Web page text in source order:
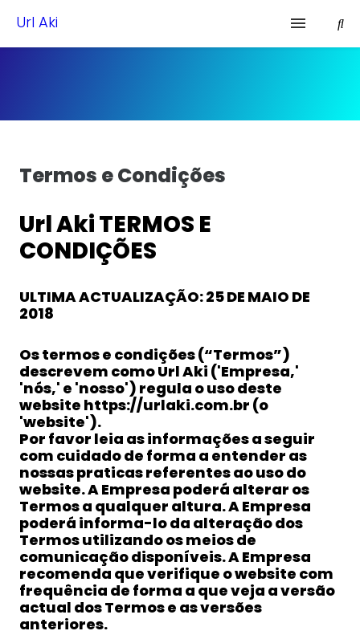
Url Aki
Política de Privacidade
Termos e Condições
Termos e Condições
Url Aki TERMOS E
CONDIÇÕES
ULTIMA ACTUALIZAÇÃO: 25 DE MAIO DE
2018
Os termos e condições (“Termos”)
descrevem como Url Aki ('Empresa,'
'nós,' e 'nosso') regula o uso deste
website https://urlaki.com.br (o
'website').
Por favor leia as informações a seguir
com cuidado de forma a entender as
nossas praticas referentes ao uso do
website. A Empresa poderá alterar os
Termos a qualquer altura. A Empresa
poderá informa-lo da alteração dos
Termos utilizando os meios de
comunicação disponíveis. A Empresa
recomenda que verifique o website com
frequência de forma a que veja a versão
actual dos Termos e as versões
anteriores.